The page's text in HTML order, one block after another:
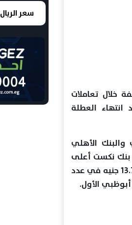
خلال تعاملات
بعد انتهاء العطلة
الأهلي
13.81 جنيه، فيما سجل بنك نكست أعلى
سعر للبيع عند 13.85 جنيه. وفي المقابل، جاء أدنى سعر للشراء عند 13.76 جنيه في عدد
الأول.
سعر الريال